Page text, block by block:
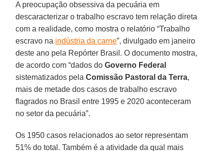
A preocupação obsessiva da pecuária em
descaracterizar o trabalho escravo tem relação direta
com a realidade, como mostra o relatório “Trabalho
escravo na indústria da carne”, divulgado em janeiro
deste ano pela Repórter Brasil. O documento mostra,
de acordo com “dados do Governo Federal
sistematizados pelaComissão Pastoral da Terra,
mais de metade dos casos de trabalho escravo
flagrados no Brasil entre 1995 e 2020 aconteceram
no setor da pecuária”.
Os 1950 casos relacionados ao setor representam
51% do total. Também é a atividade da qual mais